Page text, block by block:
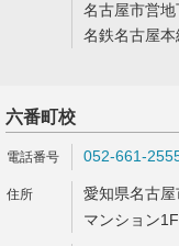
名古屋市営
名鉄名古屋
六番町校
052-661-
愛知県名古
マンション1F